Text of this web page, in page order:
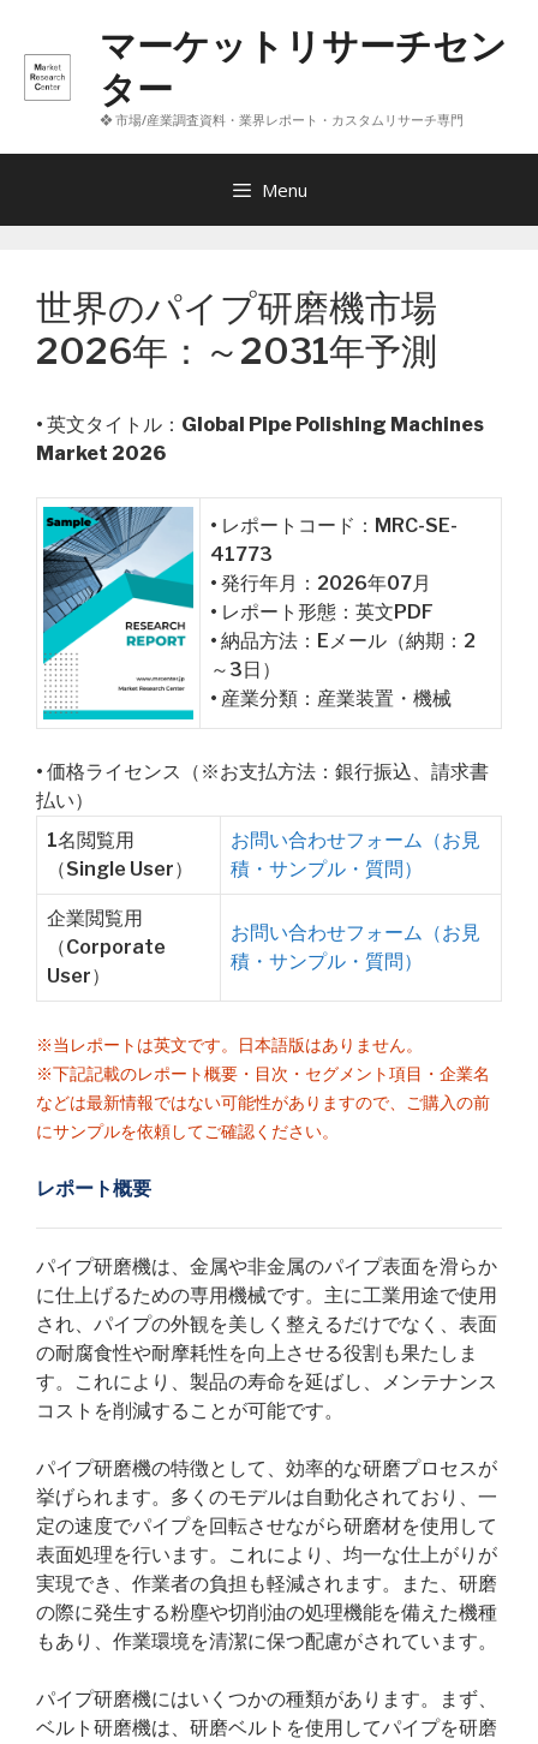
へ
マーケットリサーチセン
ター
❖ 市場/産業調査資料・業界レポート・カスタムリサーチ専門
Menu
世界のパイプ研磨機市場
2026年：～2031年予測
• 英文タイトル： Global Pipe Polishing Machines
Market 2026
• レポートコード：MRC-SE-
41773
• 発行年月：2026年07月
• レポート形態：英文PDF
• 納品方法：Eメール（納期：2
～3日）
• 産業分類：産業装置・機械
• 価格ライセンス（※お支払方法：銀行振込、請求書
払い）
1名閲覧用
（Single User）
お問い合わせフォーム（お見
積・サンプル・質問）
企業閲覧用
（Corporate
User）
お問い合わせフォーム（お見
積・サンプル・質問）
※当レポートは英文です。日本語版はありません。
※下記記載のレポート概要・目次・セグメント項目・企業名
などは最新情報ではない可能性がありますので、ご購入の前
にサンプルを依頼してご確認ください。
レポート概要
パイプ研磨機は、金属や非金属のパイプ表面を滑らか
に仕上げるための専用機械です。主に工業用途で使用
され、パイプの外観を美しく整えるだけでなく、表面
の耐腐食性や耐摩耗性を向上させる役割も果たしま
す。これにより、製品の寿命を延ばし、メンテナンス
コストを削減することが可能です。
パイプ研磨機の特徴として、効率的な研磨プロセスが
挙げられます。多くのモデルは自動化されており、一
定の速度でパイプを回転させながら研磨材を使用して
表面処理を行います。これにより、均一な仕上がりが
実現でき、作業者の負担も軽減されます。また、研磨
の際に発生する粉塵や切削油の処理機能を備えた機種
もあり、作業環境を清潔に保つ配慮がされています。
パイプ研磨機にはいくつかの種類があります。まず、
ベルト研磨機は、研磨ベルトを使用してパイプを研磨